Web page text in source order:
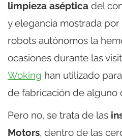
limpieza aséptica del
y elegancia mostrada
robots autónomos la
ocasiones durante las
Woking han utilizado
de fabricación de alguno
Pero no, se trata de las
Motors, dentro de las